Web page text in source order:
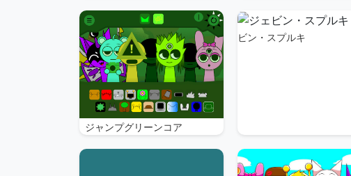
ジャンプグリーンコア
ビン・スプルキ